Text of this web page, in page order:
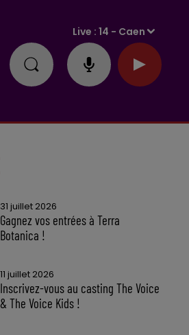
Live :14 - Caen
31 juillet 2026
Gagnez vos entrées à Terra
Botanica !
11 juillet 2026
Inscrivez-vous au casting The Voice
& The Voice Kids !